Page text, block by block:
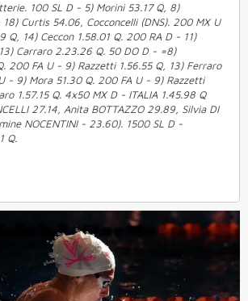
100 SL D - 5) Morini 53.17 Q, 8)
Curtis 54.06, Cocconcelli (DNS). 200 MX U
Q, 14) Ceccon 1.58.01 Q. 200 RA D - 11)
Carraro 2.23.26 Q. 50 DO D - =8)
200 FA U - 9) Razzetti 1.56.55 Q, 13) Ferraro
- 9) Mora 51.30 Q. 200 FA U - 9) Razzetti
1.57.15 Q. 4x50 MX D - ITALIA 1.45.98 Q
27.14, Anita BOTTAZZO 29.89, Silvia DI
NOCENTINI - 23.60). 1500 SL D -
Q.